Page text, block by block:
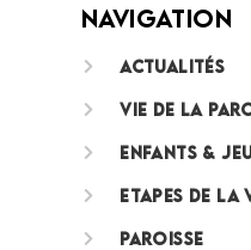
Navigation
Actualités
Vie de la
Enfants &
Etapes de la
Paroisse